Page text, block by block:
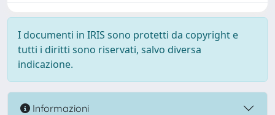
I documenti in IRIS sono protetti da copyright e
tutti i diritti sono riservati, salvo diversa
indicazione.
Informazioni